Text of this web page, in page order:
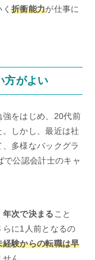
折衝能力が仕事に
方がよい
強をはじめ、20代前
しかし、最近は社
多様なバックグラ
で公認会計士のキャ
次で決まること
に1人前となるの
経験からの転職は早